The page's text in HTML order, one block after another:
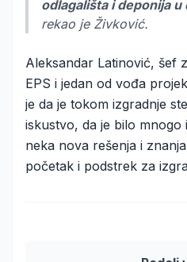
odlagališta i deponija u
rekao je Živković.
Aleksandar Latinović, šef
EPS i jedan od vođa
je da je tokom izgradnje
iskustvo, da je bilo mnogo
neka nova rešenja i
početak i podstrek za